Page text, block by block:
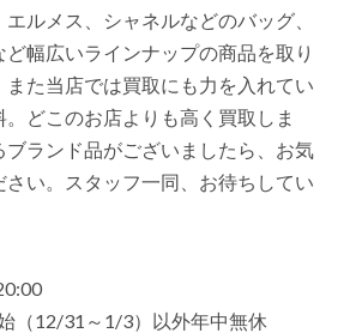
ルメス、シャネルなどのバッグ、
幅広いラインナップの商品を取り
また当店では買取にも力を入れてい
。どこのお店よりも高く買取しま
ブランド品がございましたら、お気
さい。スタッフ一同、お待ちしてい
（12/31～1/3）以外年中無休